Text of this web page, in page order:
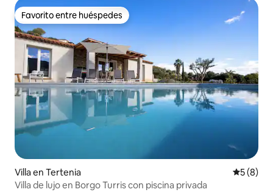
Favorito entre huéspedes
Favorito entre huéspedes
Villa en Tertenia
5 (8)
Villa de lujo en Borgo Turris con piscina privada